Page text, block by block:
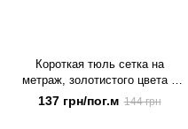
Короткая тюль сетка на
метраж, золотистого цвета с
коричневой вышивкой, высота
1,5 м (132-2)
137 грн/пог.м 144 грн